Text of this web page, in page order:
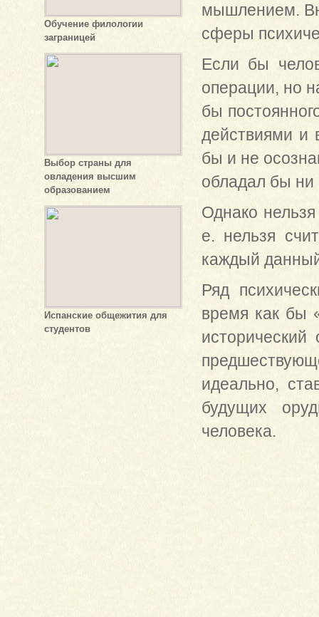
Обучение филологии
заграницей
Выбор страны для
овладения высшим
образованием
Испанские общежития для
студентов
мышлением.
сферы
Если бы
операции, но
бы
действиями и
бы и не
обладал бы
Однако
е. нельзя
каждый
Ряд
время как бы
идеально,
будущих
человека.